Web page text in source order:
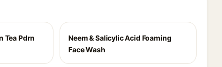
Tea Pdrn
Neem & Salicylic Acid Foaming
Face Wash